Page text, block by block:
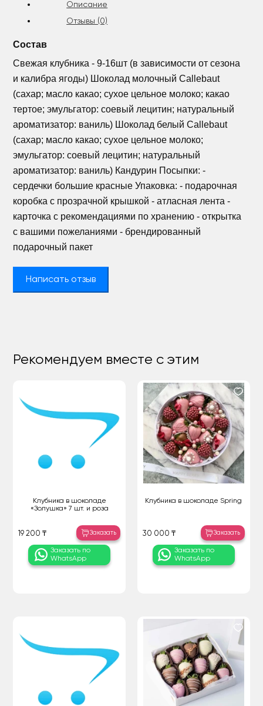
Описание
Отзывы (0)
Состав
Свежая клубника - 9-16шт (в зависимости от сезона
и калибра ягоды) Шоколад молочный Callebaut
(сахар; масло какао; сухое цельное молоко; какао
тертое; эмульгатор: соевый лецитин; натуральный
ароматизатор: ваниль) Шоколад белый Callebaut
(сахар; масло какао; сухое цельное молоко;
эмульгатор: соевый лецитин; натуральный
ароматизатор: ваниль) Кандурин Посыпки: -
сердечки большие красные Упаковка: - подарочная
коробка с прозрачной крышкой - атласная лента -
карточка с рекомендациями по хранению - открытка
с вашими пожеланиями - брендированный
подарочный пакет
Написать отзыв
Рекомендуем вместе с этим
Клубника в шоколаде
«Золушка» 7 шт. и роза
19 200 ₸ Заказать
Заказать по
WhatsApp
Клубника в шоколаде Spring
30 000 ₸ Заказать
Заказать по
WhatsApp